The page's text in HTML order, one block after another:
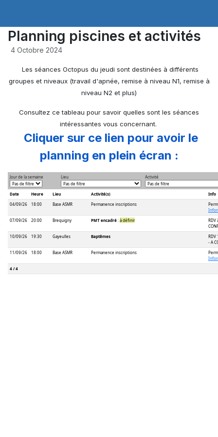
Planning piscines et activités
4 Octobre 2024
Les séances Octopus du jeudi sont destinées à différents
groupes et niveaux (travail d'apnée, remise à niveau N1, remise à
niveau N2 et plus)
Consultez ce tableau pour savoir quelles sont les séances
intéressantes vous concernant.
Cliquer sur ce lien pour avoir le
planning en plein écran :